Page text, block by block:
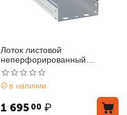
Лоток листовой
неперфорированный
100х200 L3000 1мм EKF
L10020000-1
в наличии
1 69500 ₽